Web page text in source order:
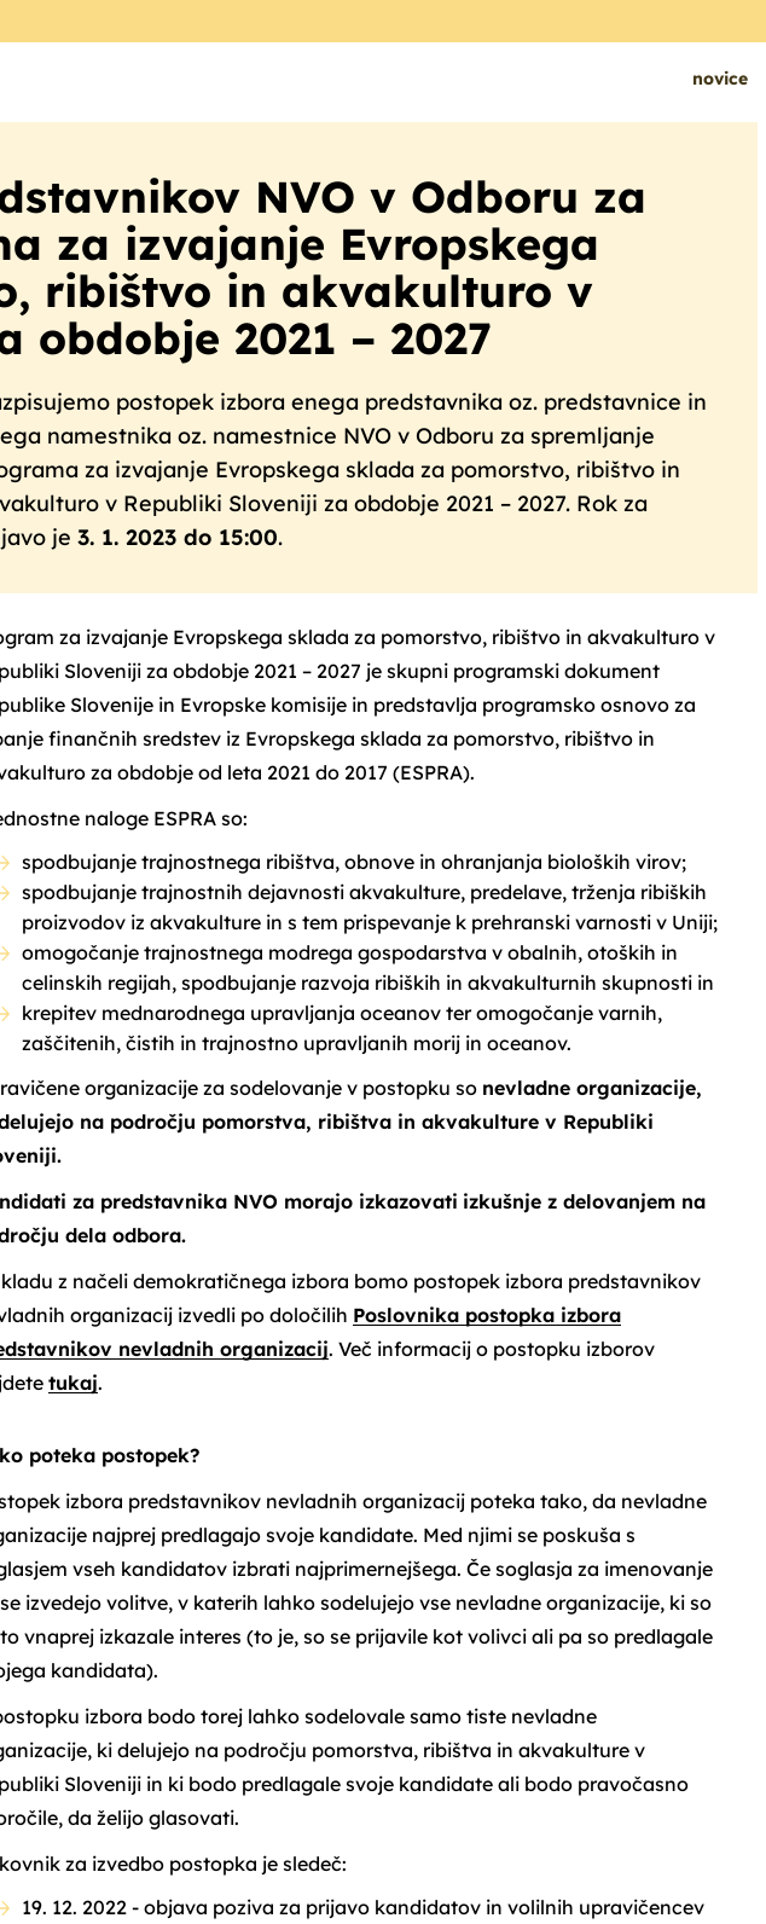
novice
NVO v Odboru za
za izvajanje Evropskega
ribištvo in akvakulturo v
obdobje 2021 – 2027
postopek izbora enega predstavnika oz. predstavnice in
namestnika oz. namestnice NVO v Odboru za spremljanje
za izvajanje Evropskega sklada za pomorstvo, ribištvo in
v Republiki Sloveniji za obdobje 2021 – 2027. Rok za
je 3. 1. 2023 do 15:00.
za izvajanje Evropskega sklada za pomorstvo, ribištvo in akvakulturo v
Sloveniji za obdobje 2021 – 2027 je skupni programski dokument
Slovenije in Evropske komisije in predstavlja programsko osnovo za
finančnih sredstev iz Evropskega sklada za pomorstvo, ribištvo in
za obdobje od leta 2021 do 2017 (ESPRA).
naloge ESPRA so:
spodbujanje trajnostnega ribištva, obnove in ohranjanja bioloških virov;
spodbujanje trajnostnih dejavnosti akvakulture, predelave, trženja ribiških
proizvodov iz akvakulture in s tem prispevanje k prehranski varnosti v Uniji;
omogočanje trajnostnega modrega gospodarstva v obalnih, otoških in
celinskih regijah, spodbujanje razvoja ribiških in akvakulturnih skupnosti in
krepitev mednarodnega upravljanja oceanov ter omogočanje varnih,
zaščitenih, čistih in trajnostno upravljanih morij in oceanov.
organizacije za sodelovanje v postopku so nevladne organizacije,
na področju pomorstva, ribištva in akvakulture v Republiki
za predstavnika NVO morajo izkazovati izkušnje z delovanjem na
dela odbora.
z načeli demokratičnega izbora bomo postopek izbora predstavnikov
organizacij izvedli po določilih Poslovnika postopka izbora
nevladnih organizacij. Več informacij o postopku izborov
tukaj.
poteka postopek?
izbora predstavnikov nevladnih organizacij poteka tako, da nevladne
najprej predlagajo svoje kandidate. Med njimi se poskuša s
vseh kandidatov izbrati najprimernejšega. Če soglasja za imenovanje
izvedejo volitve, v katerih lahko sodelujejo vse nevladne organizacije, ki so
vnaprej izkazale interes (to je, so se prijavile kot volivci ali pa so predlagale
kandidata).
izbora bodo torej lahko sodelovale samo tiste nevladne
ki delujejo na področju pomorstva, ribištva in akvakulture v
Sloveniji in ki bodo predlagale svoje kandidate ali bodo pravočasno
da želijo glasovati.
za izvedbo postopka je sledeč:
19. 12. 2022 - objava poziva za prijavo kandidatov in volilnih upravičencev